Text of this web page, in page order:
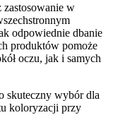
w
odpowiednie dbanie
produktów pomoże
oczu, jak i samych
skuteczny wybór dla
koloryzacji przy